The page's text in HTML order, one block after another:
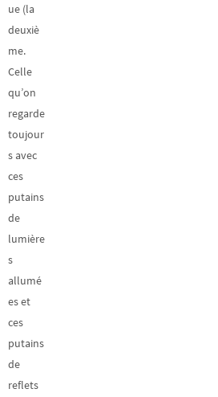
ue (la
deuxiè
me.
Celle
qu’on
regarde
toujour
s avec
ces
putains
de
lumière
s
allumé
es et
ces
putains
de
reflets